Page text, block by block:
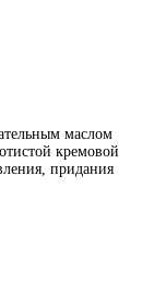
маслом
кремовой
придания